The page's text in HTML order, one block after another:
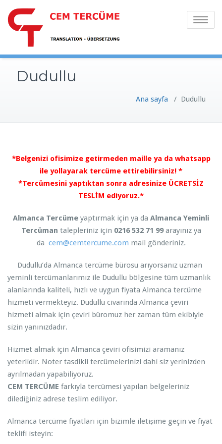
Toggle
Dudullu
Ana sayfa / Dudullu
*Belgenizi ofisimize getirmeden maille ya da whatsapp
ile yollayarak tercüme ettirebilirsiniz! *
*Tercümesini yaptıktan sonra adresinize ÜCRETSİZ
TESLİM ediyoruz.*
Almanca Tercüme yaptırmak için ya da Almanca Yeminli
Tercüman talepleriniz için 0216 532 71 99arayınız ya
da cem@cemtercume.com mail gönderiniz.
Dudullu’da Almanca tercüme bürosu arıyorsanız uzman
yeminli tercümanlarımız ile Dudullu bölgesine tüm uzmanlık
alanlarında kaliteli, hızlı ve uygun fiyata Almanca tercüme
hizmeti vermekteyiz. Dudullu civarında Almanca çeviri
hizmeti almak için çeviri büromuz her zaman tüm ekibiyle
sizin yanınızdadır.
Hizmet almak için Almanca çeviri ofisimizi aramanız
yeterlidir. Noter tasdikli tercümelerinizi dahi siz yerinizden
ayrılmadan yapabiliyoruz.
CEM TERCÜME farkıyla tercümesi yapılan belgeleriniz
dilediğiniz adrese teslim ediliyor.
Almanca tercüme fiyatları için bizimle iletişime geçin ve fiyat
teklifi isteyin: